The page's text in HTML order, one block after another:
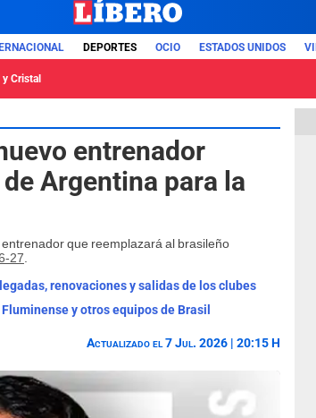
DEPORTES OCIO ESTADOS UNIDOS
Cristal
entrenador
Argentina para la
que reemplazará al brasileño
27
renovaciones y salidas de los clubes
y otros equipos de Brasil
Actualizado el 7 Jul. 2026 | 20:15 H